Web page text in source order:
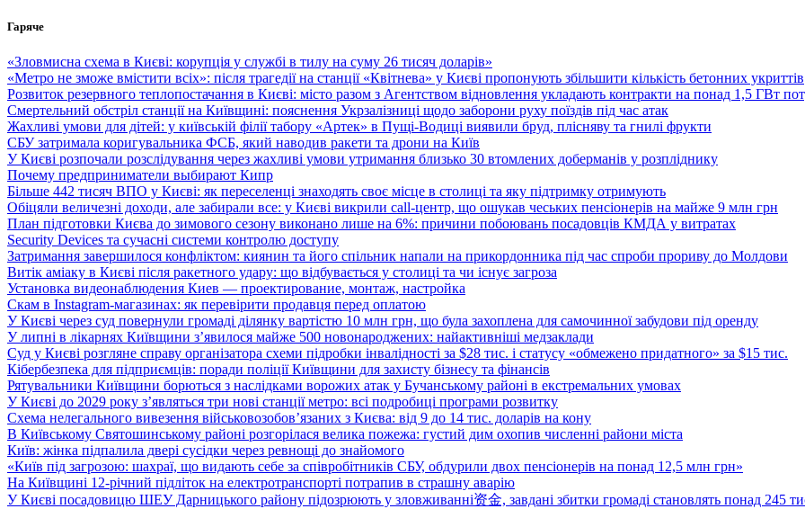
Перейти
вмісту
Гаряче
«Зловмисна схема в Києві: корупція у службі в тилу на суму 26 тисяч доларів»
«Метро не зможе вмістити всіх»: після трагедії на станції «Квітнева» у Києві пропонують збільшити кількість бетонних укриттів
Розвиток резервного теплопостачання в Києві: місто разом з Агентством відновлення укладають контракти на понад 1,5 ГВт
Смертельний обстріл станції на Київщині: пояснення Укрзалізниці щодо заборони руху поїздів під час атак
Жахливі умови для дітей: у київській філії табору «Артек» в Пущі-Водиці виявили бруд, плісняву та гнилі фрукти
СБУ затримала коригувальника ФСБ, який наводив ракети та дрони на Київ
У Києві розпочали розслідування через жахливі умови утримання близько 30 втомлених доберманів у розпліднику
Почему предприниматели выбирают Кипр
Більше 442 тисяч ВПО у Києві: як переселенці знаходять своє місце в столиці та яку підтримку отримують
Обіцяли величезні доходи, але забирали все: у Києві викрили call-центр, що ошукав чеських пенсіонерів на майже 9 млн грн
План підготовки Києва до зимового сезону виконано лише на 6%: причини побоювань посадовців КМДА у витратах
Security Devices та сучасні системи контролю доступу
Затримання завершилося конфліктом: киянин та його спільник напали на прикордонника під час спроби прориву до Молдови
Витік аміаку в Києві після ракетного удару: що відбувається у столиці та чи існує загроза
Установка видеонаблюдения Киев — проектирование, монтаж, настройка
Скам в Instagram-магазинах: як перевірити продавця перед оплатою
У Києві через суд повернули громаді ділянку вартістю 10 млн грн, що була захоплена для самочинної забудови під оренду
У липні в лікарнях Київщини з’явилося майже 500 новонароджених: найактивніші медзаклади
Суд у Києві розгляне справу організатора схеми підробки інвалідності за $28 тис. і статусу «обмежено придатного» за $15 тис.
Кібербезпека для підприємців: поради поліції Київщини для захисту бізнесу та фінансів
Рятувальники Київщини борються з наслідками ворожих атак у Бучанському районі в екстремальних умовах
У Києві до 2029 року з’являться три нові станції метро: всі подробиці програми розвитку
Схема нелегального вивезення військовозобов’язаних з Києва: від 9 до 14 тис. доларів на кону
В Київському Святошинському районі розгорілася велика пожежа: густий дим охопив численні райони міста
Київ: жінка підпалила двері сусідки через ревнощі до знайомого
«Київ під загрозою: шахраї, що видають себе за співробітників СБУ, обдурили двох пенсіонерів на понад 12,5 млн грн»
На Київщині 12-річний підліток на електротранспорті потрапив в страшну аварію
У Києві посадовицю ШЕУ Дарницького району підозрюють у зловживанні资金, завдані збитки громаді становлять понад 245